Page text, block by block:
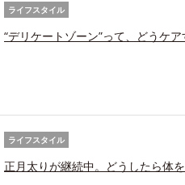
ライフスタイル
“デリケートゾーン”って、どうケ
ライフスタイル
正月太りが継続中。どうしたら体